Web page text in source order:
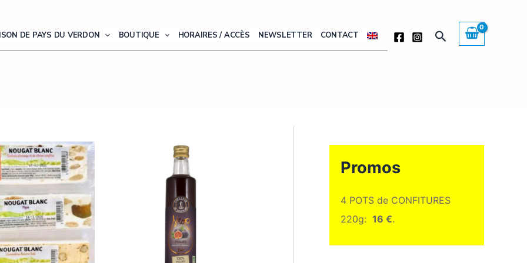
DE PAYS DU VERDON BOUTIQUE HORAIRES / ACCÈS NEWSLETTER CONTACT Rechercher
Promos
4 POTS de CONFITURES
220g: 16 €.